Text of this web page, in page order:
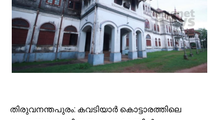
തിരുവനന്തപുരം: കവടിയാർ കൊട്ടാരത്തിലെ